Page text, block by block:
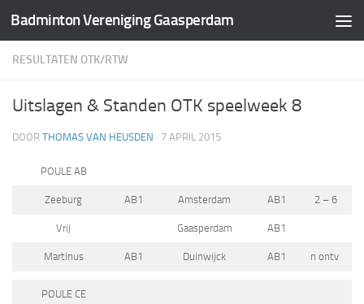
Doorgaan naar inhoud
Badminton Vereniging Gaasperdam
RESULTATEN OTK/RTW
Uitslagen & Standen OTK speelweek 8
DOOR THOMAS VAN HEUSDEN · 7 APRIL 2015
POULE AB
Zeeburg AB1 Amsterdam AB1 2 – 6
Vrij Gaasperdam AB1
Martinus AB1 Duinwijck AB1 n ontv
POULE CE